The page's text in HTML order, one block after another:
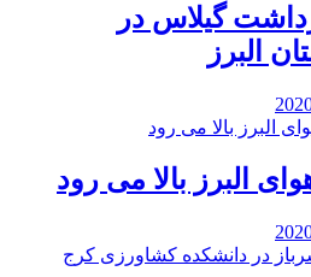
گیلاس در
البرز
البرز بالا می رود